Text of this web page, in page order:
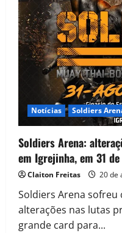
Notícias Soldiers
Soldiers Arena:
em Igrejinha, em 31
Claiton Freitas 20 de
Soldiers Arena
alterações nas lutas
grande card para...